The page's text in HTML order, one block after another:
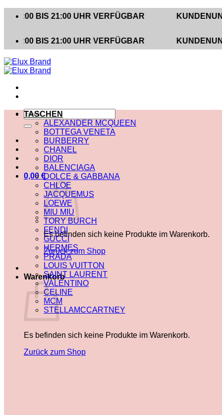
Inhalt
BIS 21:00 UHR VERFÜGBAR
BIS 21:00 UHR VERFÜGBAR
Suche
nach:
0,00 €
Es befinden sich keine Produkte im Warenkorb.
Zurück zum Shop
Warenkorb
Es befinden sich keine Produkte im Warenkorb.
Zurück zum Shop
TASCHEN
ALEXANDER MCQUEEN
BOTTEGA VENETA
BURBERRY
CHANEL
DIOR
BALENCIAGA
DOLCE & GABBANA
CHLOE
JACQUEMUS
LOEWE
MIU MIU
TORY BURCH
FENDI
GUCCI
HERMES
PRADA
LOUIS VUITTON
SAINT LAURENT
VALENTINO
CELINE
MCM
STELLAMCCARTNEY